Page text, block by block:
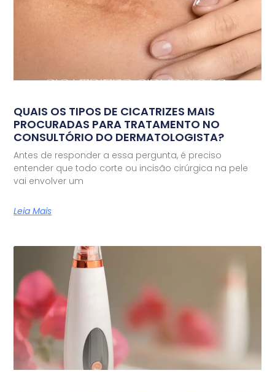
QUAIS OS TIPOS DE CICATRIZES MAIS
PROCURADAS PARA TRATAMENTO NO
CONSULTÓRIO DO DERMATOLOGISTA?
Antes de responder a essa pergunta, é preciso
entender que todo corte ou incisão cirúrgica na pele
vai envolver um
Leia Mais